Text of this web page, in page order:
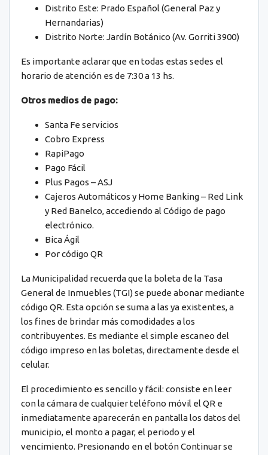
Distrito Este: Prado Español (General Paz y
Hernandarias)
Distrito Norte: Jardín Botánico (Av. Gorriti 3900)
Es importante aclarar que en todas estas sedes el
horario de atención es de 7:30 a 13 hs.
Otros medios de pago:
Santa Fe servicios
Cobro Express
RapiPago
Pago Fácil
Plus Pagos – ASJ
Cajeros Automáticos y Home Banking – Red Link
y Red Banelco, accediendo al Código de pago
electrónico.
Bica Ágil
Por código QR
La Municipalidad recuerda que la boleta de la Tasa
General de Inmuebles (TGI) se puede abonar mediante
código QR. Esta opción se suma a las ya existentes, a
los fines de brindar más comodidades a los
contribuyentes. Es mediante el simple escaneo del
código impreso en las boletas, directamente desde el
celular.
El procedimiento es sencillo y fácil: consiste en leer
con la cámara de cualquier teléfono móvil el QR e
inmediatamente aparecerán en pantalla los datos del
municipio, el monto a pagar, el periodo y el
vencimiento. Presionando en el botón Continuar se